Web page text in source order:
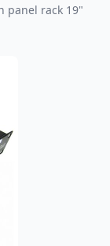
panel rack 19"